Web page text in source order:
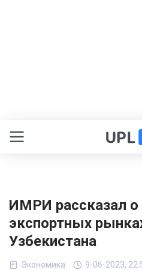
ИМРИ рассказал о
экспортных
Узбекистана
Экономика 9-06-2023,